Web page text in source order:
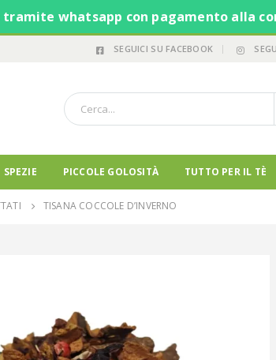
whatsapp con pagamento alla
SEGUICI SU FACEBOOK
SPEZIE PICCOLE GOLOSITÀ TUTTO PER IL TÈ
TISANA COCCOLE D’INVERNO